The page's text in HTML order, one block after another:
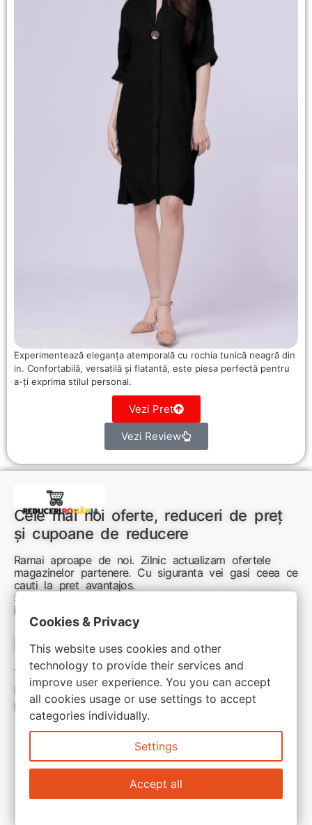
Experimentează eleganța atemporală cu rochia tunică neagră din
in. Confortabilă, versatilă și flatantă, este piesa perfectă pentru
a-ți exprima stilul personal.
Vezi Pret
Vezi Review
Cele mai noi oferte, reduceri de preț
și cupoane de reducere
Ramai aproape de noi. Zilnic actualizam ofertele
magazinelor partenere. Cu siguranta vei gasi ceea ce
cauti la pret avantajos.
Sunteti aici pentru reduceri inteligente si cumpărături
inspirate
Link-uri utile:
Termeni si conditii
Politica de confidentialitate
Politica de cookie
Cookies & Privacy
This website uses cookies and other
technology to provide their services and
improve user experience. You you can accept
all cookies usage or use settings to accept
categories individually.
Settings
Accept all